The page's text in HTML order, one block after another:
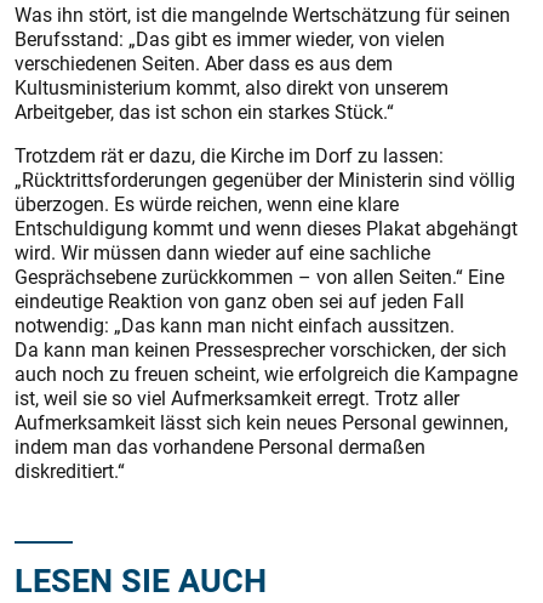
Was ihn stört, ist die mangelnde Wertschätzung für seinen
Berufsstand: „Das gibt es immer wieder, von vielen
verschiedenen Seiten. Aber dass es aus dem
Kultusministerium kommt, also direkt von unserem
Arbeitgeber, das ist schon ein starkes Stück.“
Trotzdem rät er dazu, die Kirche im Dorf zu lassen:
„Rücktrittsforderungen gegenüber der Ministerin sind völlig
überzogen. Es würde reichen, wenn eine klare
Entschuldigung kommt und wenn dieses Plakat abgehängt
wird. Wir müssen dann wieder auf eine sachliche
Gesprächsebene zurückkommen – von allen Seiten.“ Eine
eindeutige Reaktion von ganz oben sei auf jeden Fall
notwendig: „Das kann man nicht einfach aussitzen.
Da kann man keinen Pressesprecher vorschicken, der sich
auch noch zu freuen scheint, wie erfolgreich die Kampagne
ist, weil sie so viel Aufmerksamkeit erregt. Trotz aller
Aufmerksamkeit lässt sich kein neues Personal gewinnen,
indem man das vorhandene Personal dermaßen
diskreditiert.“
LESEN SIE AUCH